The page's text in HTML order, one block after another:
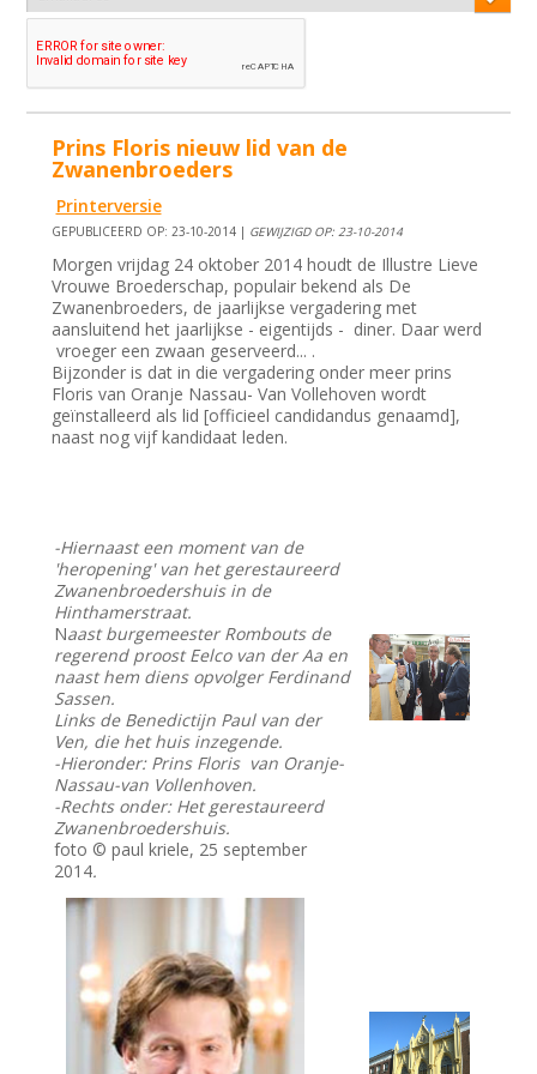
Prins Floris nieuw lid van de
Zwanenbroeders
Printerversie
GEPUBLICEERD OP: 23-10-2014 | GEWIJZIGD OP: 23-10-2014
Morgen vrijdag 24 oktober 2014 houdt de Illustre Lieve
Vrouwe Broederschap, populair bekend als De
Zwanenbroeders, de jaarlijkse vergadering met
aansluitend het jaarlijkse - eigentijds - diner. Daar werd
vroeger een zwaan geserveerd... .
Bijzonder is dat in die vergadering onder meer prins
Floris van Oranje Nassau- Van Vollehoven wordt
geïnstalleerd als lid [officieel candidandus genaamd],
naast nog vijf kandidaat leden.
-Hiernaast een moment van de
'heropening' van het gerestaureerd
Zwanenbroedershuis in de
Hinthamerstraat.
Naast burgemeester Rombouts de
regerend proost Eelco van der Aa en
naast hem diens opvolger Ferdinand
Sassen.
Links de Benedictijn Paul van der
Ven, die het huis inzegende.
-Hieronder: Prins Floris van Oranje-
Nassau-van Vollenhoven.
-Rechts onder: Het gerestaureerd
Zwanenbroedershuis.
foto © paul kriele, 25 september
2014.